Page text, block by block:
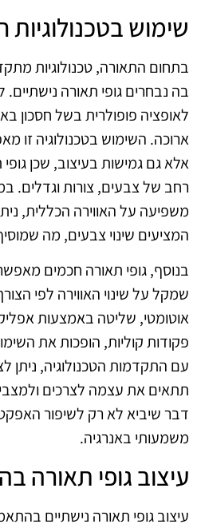
שימוש
בתחום התאורה, טכנולוגיות
לאופציה פופולרית בשל חסכון
ארוכה. השימוש בטכנולוגיה זו
רחב של צבעים, צורות וגדלים.
משפיעה על האווירה הכללית,
המציעים שינוי צבעים, מה
בנוסף, גופי תאורה חכמים
שמקל על שינוי האווירה לפי
אוטומטי, שליטה באמצעות
פקודות קוליות, הופכות את
עם התקדמות הטכנולוגיה, ניתן
תתאים את עצמה לצרכים
דבר שיביא לא רק לשיפור
משמעותי באנרגיה.
עיצוב גופי תאורה
עיצוב גופי תאורה נישתיים